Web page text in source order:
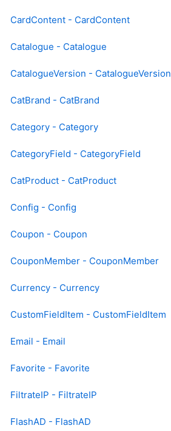
CardContent - CardContent
Catalogue - Catalogue
CatalogueVersion - CatalogueVersion
CatBrand - CatBrand
Category - Category
CategoryField - CategoryField
CatProduct - CatProduct
Config - Config
Coupon - Coupon
CouponMember - CouponMember
Currency - Currency
CustomFieldItem - CustomFieldItem
Email - Email
Favorite - Favorite
FiltrateIP - FiltrateIP
FlashAD - FlashAD